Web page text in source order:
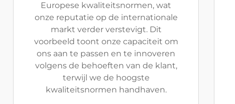
Europese kwaliteitsnormen, wat
onze reputatie op de internationale
markt verder verstevigt. Dit
voorbeeld toont onze capaciteit om
ons aan te passen en te innoveren
volgens de behoeften van de klant,
terwijl we de hoogste
kwaliteitsnormen handhaven.